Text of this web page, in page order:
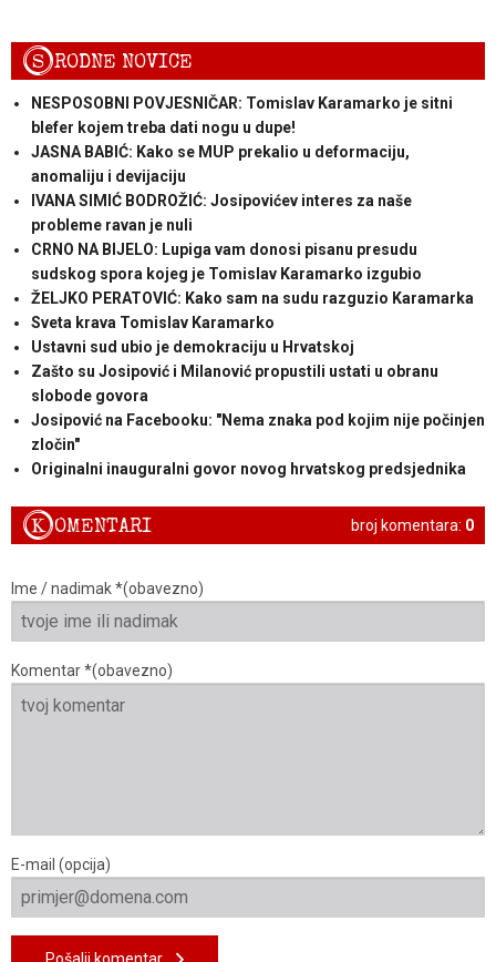
SRODNE NOVICE
NESPOSOBNI POVJESNIČAR: Tomislav Karamarko je sitni
blefer kojem treba dati nogu u dupe!
JASNA BABIĆ: Kako se MUP prekalio u deformaciju,
anomaliju i devijaciju
IVANA SIMIĆ BODROŽIĆ: Josipovićev interes za naše
probleme ravan je nuli
CRNO NA BIJELO: Lupiga vam donosi pisanu presudu
sudskog spora kojeg je Tomislav Karamarko izgubio
ŽELJKO PERATOVIĆ: Kako sam na sudu razguzio Karamarka
Sveta krava Tomislav Karamarko
Ustavni sud ubio je demokraciju u Hrvatskoj
Zašto su Josipović i Milanović propustili ustati u obranu
slobode govora
Josipović na Facebooku: "Nema znaka pod kojim nije počinjen
zločin"
Originalni inauguralni govor novog hrvatskog predsjednika
broj komentara: 0
KOMENTARI
Ime / nadimak *(obavezno)
Komentar *(obavezno)
E-mail (opcija)